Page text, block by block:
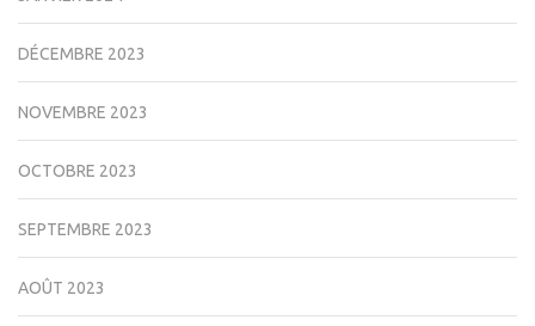
DÉCEMBRE 2023
NOVEMBRE 2023
OCTOBRE 2023
SEPTEMBRE 2023
AOÛT 2023